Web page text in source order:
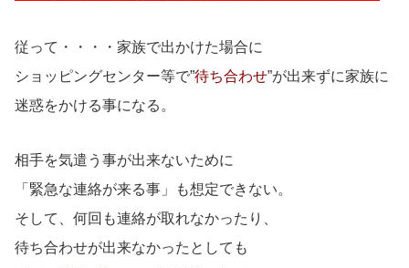
従って・・・・家族で出かけた場合に
ショッピングセンター等で”待ち合わせ”が出来ずに家族に
迷惑をかける事になる。
相手を気遣う事が出来ないために
「緊急な連絡が来る事」も想定できない。
そして、何回も連絡が取れなかったり、
待ち合わせが出来なかったとしても